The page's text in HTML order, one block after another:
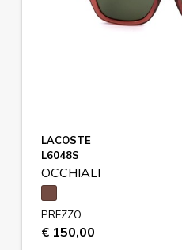
LACOSTE
L6048S
OCCHIALI
PREZZO
€ 150,00